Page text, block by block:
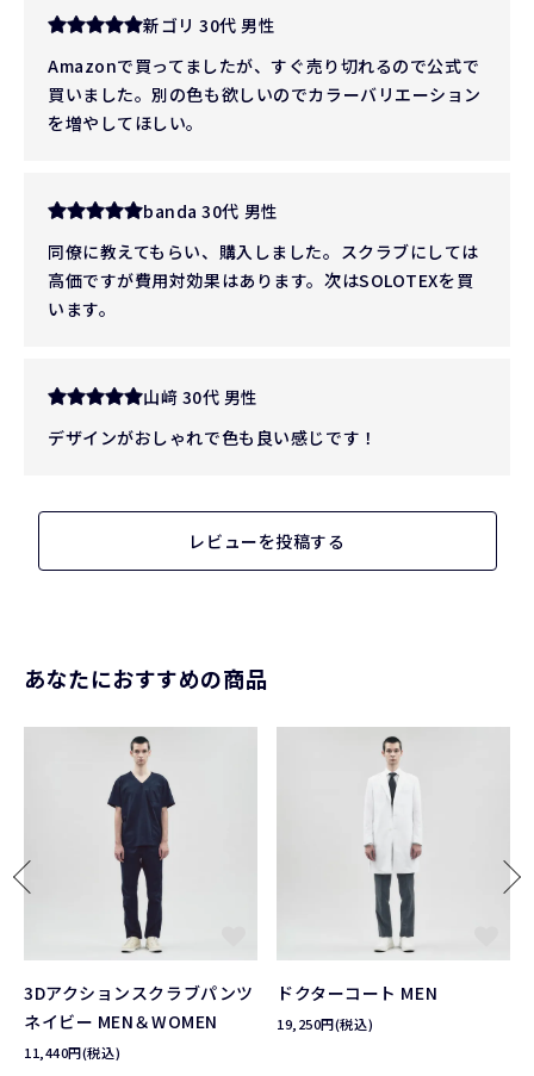
新ゴリ 30代 男性
Amazonで買ってましたが、すぐ売り切れるので公式で
買いました。別の色も欲しいのでカラーバリエーション
を増やしてほしい。
banda 30代 男性
同僚に教えてもらい、購入しました。スクラブにしては
高価ですが費用対効果はあります。次はSOLOTEXを買
います。
山﨑 30代 男性
デザインがおしゃれで色も良い感じです！
レビューを投稿する
あなたにおすすめの商品
3Dアクションスクラブパンツ
ネイビー MEN＆WOMEN
11,440円(税込)
ドクターコート MEN
19,250円(税込)